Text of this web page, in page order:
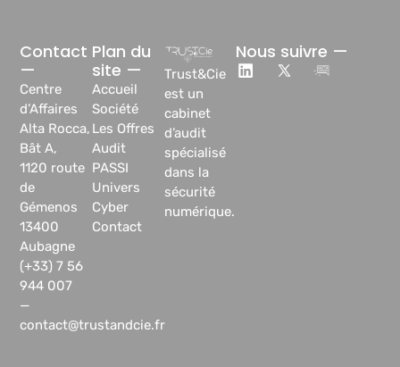
Trust&Cie
est un
cabinet
d’audit
spécialisé
dans la
sécurité
numérique.
Plan du
site —
Accueil
Société
Les Offres
Audit
PASSI
Univers
Cyber
Contact
Contact
—
Centre
d’Affaires
Alta Rocca,
Bât A,
1120 route
de
Gémenos
13400
Aubagne
(+33) 7 56
944 007
—
contact@trustandcie.fr
Nous suivre —